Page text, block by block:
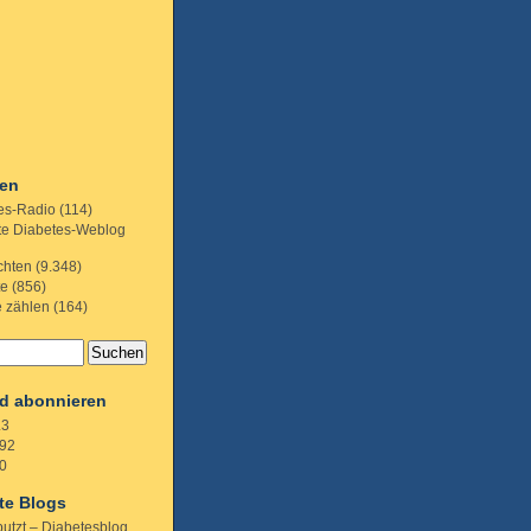
Radio (114)
Diabetes-Weblog
(9.348)
(856)
zählen (164)
abonnieren
Blogs
– Diabetesblog